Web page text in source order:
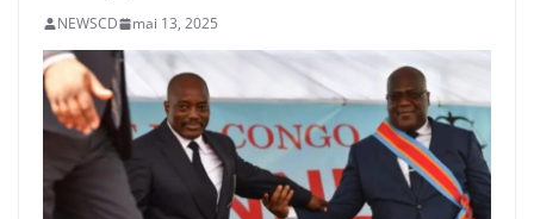
NEWSCD mai 13, 2025